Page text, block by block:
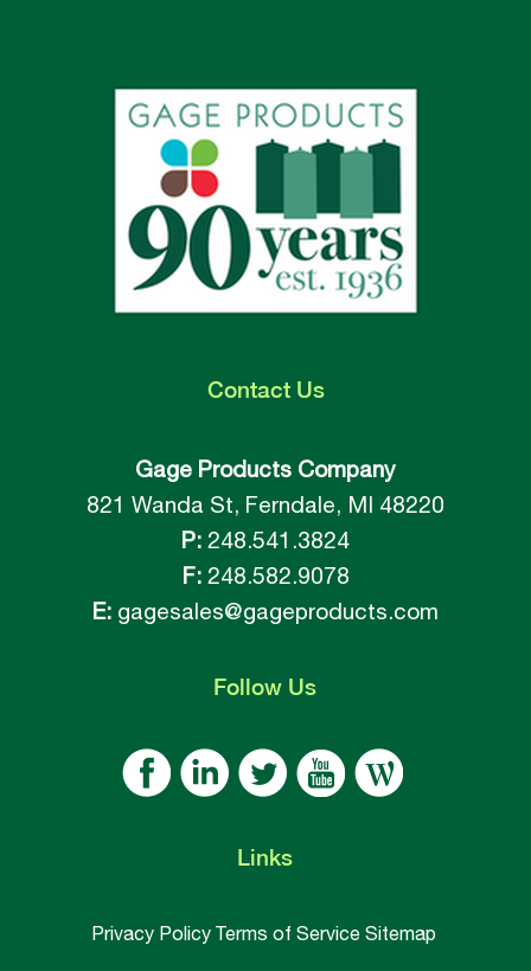
ContactUs
Gage Products Company
821 Wanda St, Ferndale, MI 48220
P: 248.541.3824
F:248.582.9078
E: gagesales@gageproducts.com
Follow Us
Links
Privacy Policy Terms of Service Sitemap